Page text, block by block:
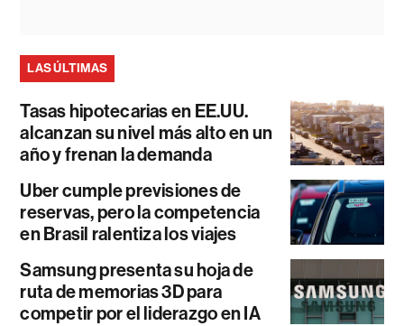
LAS ÚLTIMAS
Tasas hipotecarias en EE.UU.
alcanzan su nivel más alto en un
año y frenan la demanda
Uber cumple previsiones de
reservas, pero la competencia
en Brasil ralentiza los viajes
Samsung presenta su hoja de
ruta de memorias 3D para
competir por el liderazgo en IA